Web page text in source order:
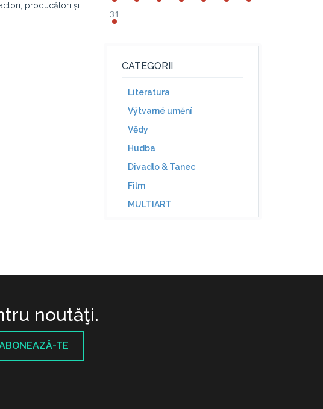
producători și
31
CATEGORII
Literatura
Výtvarné umění
Vědy
Hudba
Divadlo & Tanec
Film
MULTIART
noutăţi.
TE